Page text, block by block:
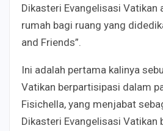
Dikasteri Evangelisasi Vatikan
rumah bagi ruang yang
and Friends”.
Ini adalah pertama kalinya
Vatikan berpartisipasi dalam
Fisichella, yang menjabat
Dikasteri Evangelisasi Vatikan